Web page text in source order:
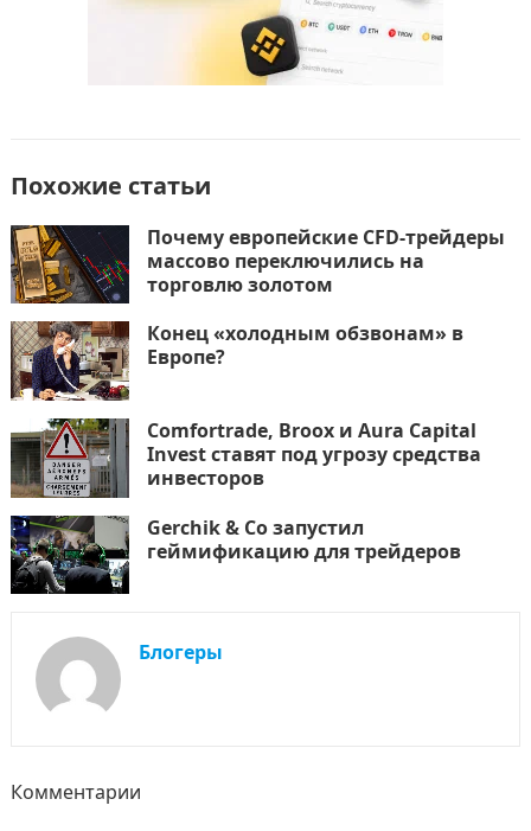
Похожие статьи
Почему европейские CFD-трейдеры
массово переключились на
торговлю золотом
Конец «холодным обзвонам» в
Европе?
Comfortrade, Broox и Aura Capital
Invest ставят под угрозу средства
инвесторов
Gerchik & Co запустил
геймификацию для трейдеров
Блогеры
Комментарии